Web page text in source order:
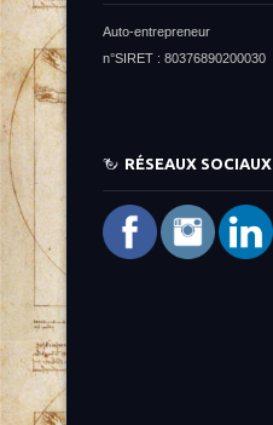
Auto-entrepreneur
n°SIRET : 80376890200030
RÉSEAUX SOCIAUX